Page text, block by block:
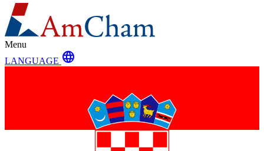
Menu
LANGUAGE language